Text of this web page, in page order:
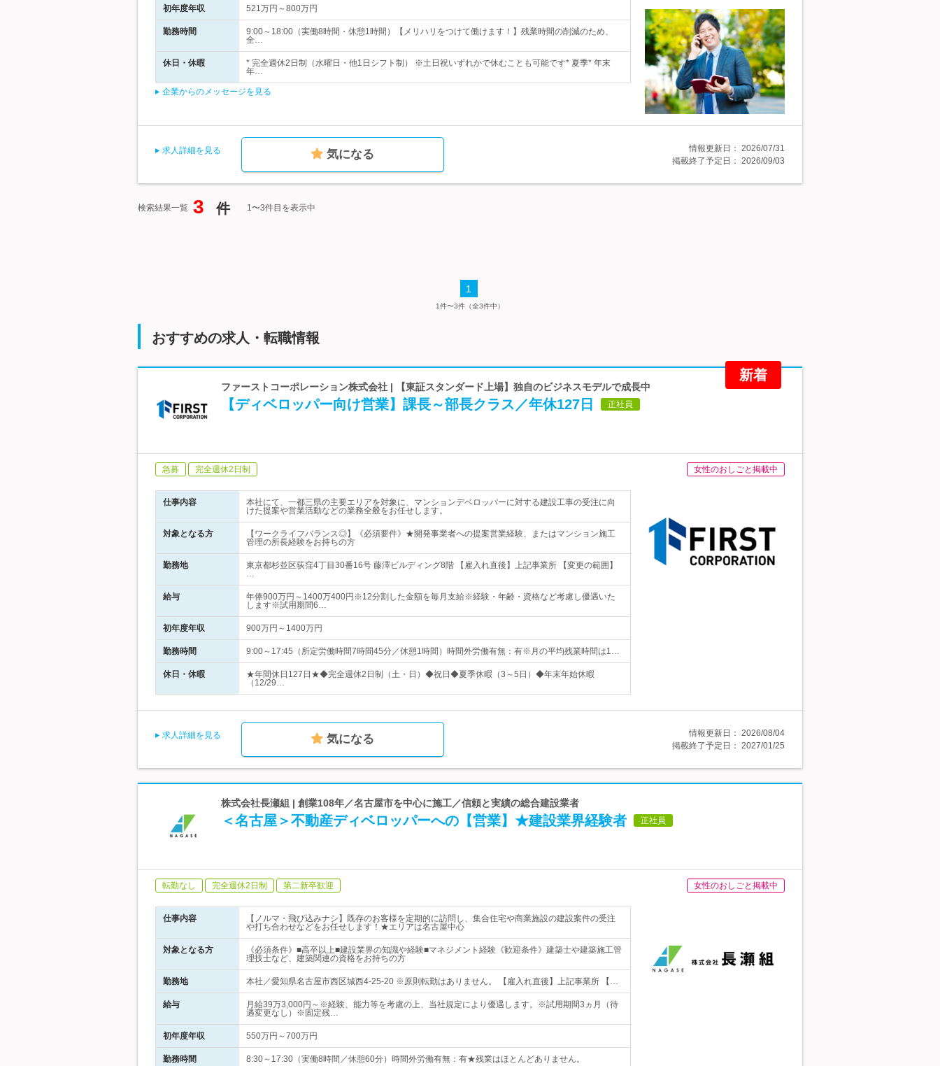
初年度年収 521万円～800万円
勤務時間
9:00～18:00（実働8時間・休憩1時間）【メリハリをつけて働けます！】残業時間の削減のため、
全…
休日・休暇
* 完全週休2日制（水曜日・他1日シフト制） ※土日祝いずれかで休むことも可能です* 夏季* 年末
年…
企業からのメッセージを見る
求人詳細を見る 気になる 情報更新日： 2026/07/31
掲載終了予定日： 2026/09/03
検索結果一覧 3 件 1〜3件目を表示中
1
1件〜3件（全3件中）
おすすめの求人・転職情報
新着
ファーストコーポレーション株式会社 | 【東証スタンダード上場】独自のビジネスモデルで成長中
【ディベロッパー向け営業】課長～部長クラス／年休127日 正社員
急募 完全週休2日制 女性のおしごと掲載中
仕事内容
本社にて、一都三県の主要エリアを対象に、マンションデベロッパーに対する建設工事の受注に向
けた提案や営業活動などの業務全般をお任せします。
対象となる方
【ワークライフバランス◎】《必須要件》★開発事業者への提案営業経験、またはマンション施工
管理の所長経験をお持ちの方
勤務地
東京都杉並区荻窪4丁目30番16号 藤澤ビルディング8階 【雇入れ直後】上記事業所 【変更の範囲】
…
給与
年俸900万円～1400万400円※12分割した金額を毎月支給※経験・年齢・資格など考慮し優遇いた
します※試用期間6…
初年度年収 900万円～1400万円
勤務時間 9:00～17:45（所定労働時間7時間45分／休憩1時間）時間外労働有無：有※月の平均残業時間は1…
休日・休暇
★年間休日127日★◆完全週休2日制（土・日）◆祝日◆夏季休暇（3～5日）◆年末年始休暇
（12/29…
求人詳細を見る 気になる 情報更新日： 2026/08/04
掲載終了予定日： 2027/01/25
株式会社長瀬組 | 創業108年／名古屋市を中心に施工／信頼と実績の総合建設業者
＜名古屋＞不動産ディベロッパーへの【営業】★建設業界経験者 正社員
転勤なし 完全週休2日制 第二新卒歓迎 女性のおしごと掲載中
仕事内容
【ノルマ・飛び込みナシ】既存のお客様を定期的に訪問し、集合住宅や商業施設の建設案件の受注
や打ち合わせなどをお任せします！★エリアは名古屋中心
対象となる方
《必須条件》■高卒以上■建設業界の知識や経験■マネジメント経験《歓迎条件》建築士や建築施工管
理技士など、建築関連の資格をお持ちの方
勤務地 本社／愛知県名古屋市西区城西4-25-20 ※原則転勤はありません。 【雇入れ直後】上記事業所 【…
給与
月給39万3,000円～※経験、能力等を考慮の上、当社規定により優遇します。※試用期間3ヵ月（待
遇変更なし）※固定残…
初年度年収 550万円～700万円
勤務時間 8:30～17:30（実働8時間／休憩60分）時間外労働有無：有★残業はほとんどありません。